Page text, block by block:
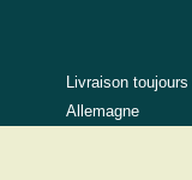
Livraison
Allemagne